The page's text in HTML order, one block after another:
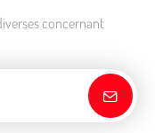
concernant